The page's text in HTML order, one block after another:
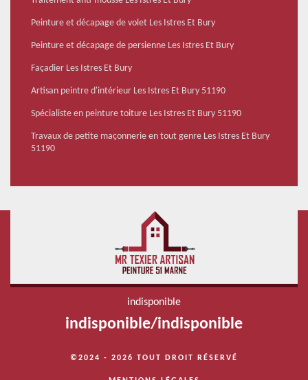
Peinture et décapage de volet Les Istres Et Bury
Peinture et décapage de persienne Les Istres Et Bury
Façadier Les Istres Et Bury
Artisan peintre d'intérieur Les Istres Et Bury 51190
Spécialiste en peinture toiture Les Istres Et Bury 51190
Travaux de petite maçonnerie en tout genre Les Istres Et Bury
51190
indisponible
indisponible/indisponible
©2024 - 2026 TOUT DROIT RÉSERVÉ